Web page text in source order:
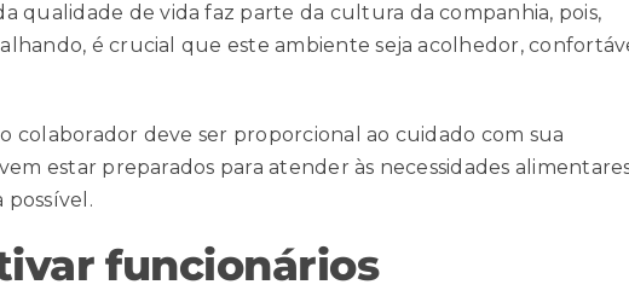
qualidade de vida faz parte da cultura da companhia, pois,
é crucial que este ambiente seja acolhedor,
colaborador deve ser proporcional ao cuidado com sua
estar preparados para atender às necessidades
possível.
funcionários